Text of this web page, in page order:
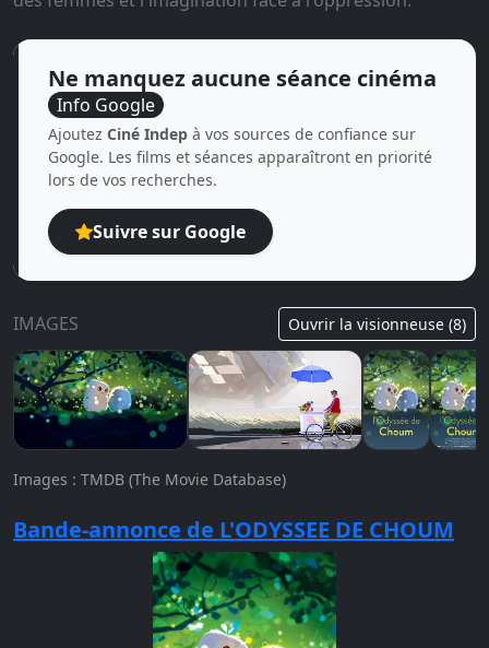
Ne manquez aucune séance cinéma
Info Google
Ajoutez Ciné Indep à vos sources de confiance sur
Google. Les films et séances apparaîtront en priorité
lors de vos recherches.
Suivre sur Google
IMAGES Ouvrir la visionneuse (8)
Images : TMDB (The Movie Database)
Bande-annonce de L'ODYSSEE DE CHOUM